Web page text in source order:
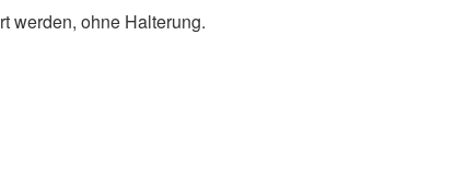
werden, ohne Halterung.